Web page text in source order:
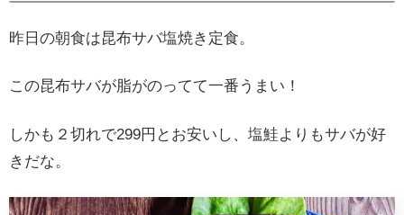
昨日の朝食は昆布サバ塩焼き定食。
この昆布サバが脂がのってて一番うまい！
しかも２切れで299円とお安いし、塩鮭よりもサバが好
きだな。